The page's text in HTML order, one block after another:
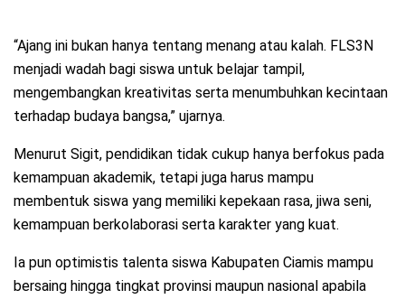
“Ajang ini bukan hanya tentang menang atau kalah. FLS3N
menjadi wadah bagi siswa untuk belajar tampil,
mengembangkan kreativitas serta menumbuhkan kecintaan
terhadap budaya bangsa,” ujarnya.
Menurut Sigit, pendidikan tidak cukup hanya berfokus pada
kemampuan akademik, tetapi juga harus mampu
membentuk siswa yang memiliki kepekaan rasa, jiwa seni,
kemampuan berkolaborasi serta karakter yang kuat.
Ia pun optimistis talenta siswa Kabupaten Ciamis mampu
bersaing hingga tingkat provinsi maupun nasional apabila